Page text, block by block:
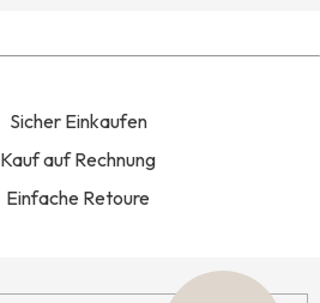
Sicher Einkaufen
Kauf auf Rechnung
Einfache Retoure